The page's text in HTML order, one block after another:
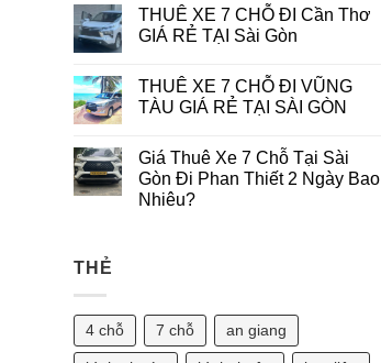
Tối
Ưu
Từ
Nghiệm
Chơi
Slot
Di
Động
16
CHỖ
ĐI
ĐEN
GIÁ
RẺ
GÒN
bình
luận
ở
16
CHỖ
ĐI
GIÁ
RẺ
TẠI
SÀI
THUÊ XE 7 CHỖ ĐI Cần Thơ
GIÁ RẺ TẠI Sài Gòn
bình
luận
ở
7
CHỖ
ĐI
Cần
THUÊ XE 7 CHỖ ĐI VŨNG
TÀU GIÁ RẺ TẠI SÀI GÒN
bình
luận
ở
THUÊ
RẺ
SÀI
GÒN
Giá Thuê Xe 7 Chỗ Tại Sài
Gòn Đi Phan Thiết 2 Ngày Bao
Nhiêu?
Xe
Chỗ
THẺ
4 chỗ 7 chỗ an giang